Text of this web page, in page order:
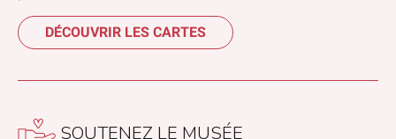
DÉCOUVRIR LES CARTES
SOUTENEZ LE MUSÉE